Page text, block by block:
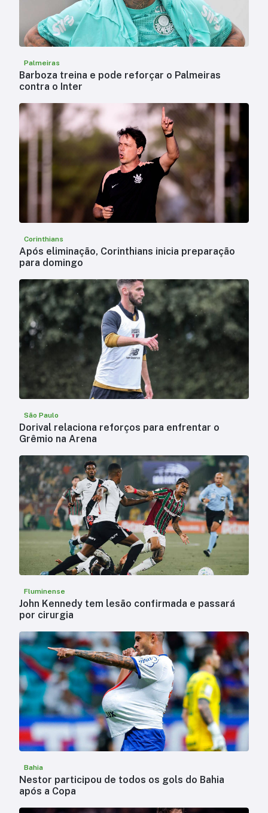
Palmeiras
Barboza treina e pode reforçar o Palmeiras
contra o Inter
Corinthians
Após eliminação, Corinthians inicia preparação
para domingo
São Paulo
Dorival relaciona reforços para enfrentar o
Grêmio na Arena
Fluminense
John Kennedy tem lesão confirmada e passará
por cirurgia
Bahia
Nestor participou de todos os gols do Bahia
após a Copa